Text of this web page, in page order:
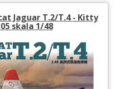
Jaguar T.2/T.4 - Kitty
skala 1/48